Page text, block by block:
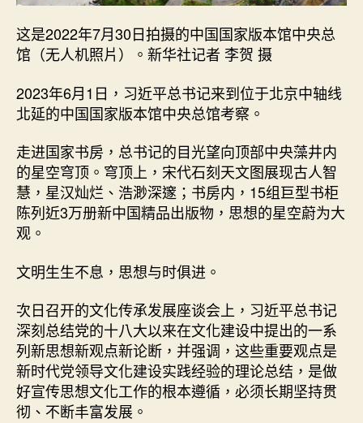
这是2022年7月30日拍摄的中国国家版本馆中央总
馆（无人机照片）。新华社记者 李贺 摄
2023年6月1日，习近平总书记来到位于北京中轴线
北延的中国国家版本馆中央总馆考察。
走进国家书房，总书记的目光望向顶部中央藻井内
的星空穹顶。穹顶上，宋代石刻天文图展现古人智
慧，星汉灿烂、浩渺深邃；书房内，15组巨型书柜
陈列近3万册新中国精品出版物，思想的星空蔚为大
观。
文明生生不息，思想与时俱进。
次日召开的文化传承发展座谈会上，习近平总书记
深刻总结党的十八大以来在文化建设中提出的一系
列新思想新观点新论断，并强调，这些重要观点是
新时代党领导文化建设实践经验的理论总结，是做
好宣传思想文化工作的根本遵循，必须长期坚持贯
彻、不断丰富发展。